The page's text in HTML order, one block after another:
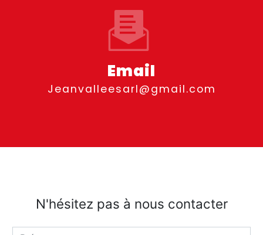
Email
jeanvalleesarl@gmail.com
N'hésitez pas à nous contacter